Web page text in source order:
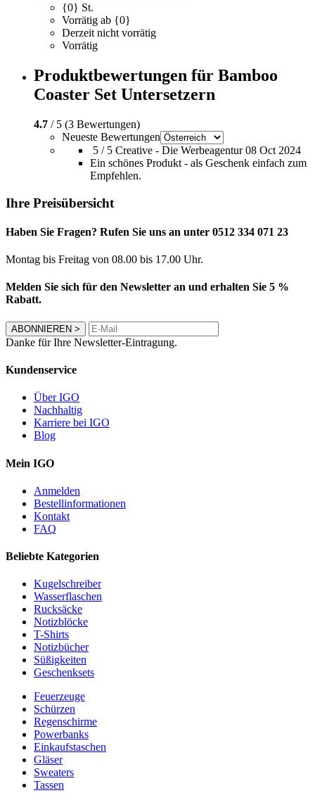
{0} St.
Vorrätig ab {0}
Derzeit nicht vorrätig
Vorrätig
Produktbewertungen für Bamboo
Coaster Set Untersetzern
4.7 / 5 (3 Bewertungen)
Neueste Bewertungen
5 / 5 Creative - Die Werbeagentur 08 Oct 2024
Ein schönes Produkt - als Geschenk einfach zum
Empfehlen.
Ihre Preisübersicht
Haben Sie Fragen? Rufen Sie uns an unter 0512 334 071 23
Montag bis Freitag von 08.00 bis 17.00 Uhr.
Melden Sie sich für den Newsletter an und erhalten Sie 5 %
Rabatt.
ABONNIEREN >
Danke für Ihre Newsletter-Eintragung.
Kundenservice
Über IGO
Nachhaltig
Karriere bei IGO
Blog
Mein IGO
Anmelden
Bestellinformationen
Kontakt
FAQ
Beliebte Kategorien
Kugelschreiber
Wasserflaschen
Rucksäcke
Notizblöcke
T-Shirts
Notizbücher
Süßigkeiten
Geschenksets
Feuerzeuge
Schürzen
Regenschirme
Powerbanks
Einkaufstaschen
Gläser
Sweaters
Tassen